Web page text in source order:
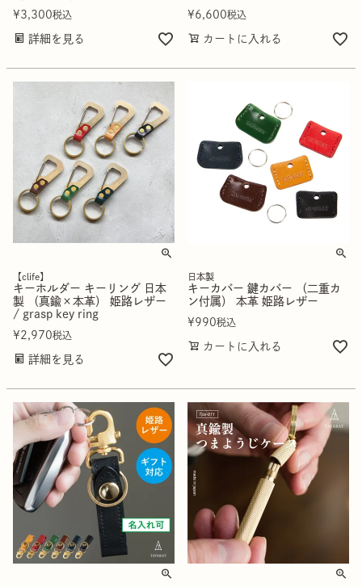
¥3,300税込
詳細を見る
¥6,600税込
カートに入れる
【clife】
キーホルダー キーリング 日本
製 （真鍮×本革） 姫路レザー
/ grasp key ring
¥2,970税込
詳細を見る
日本製
キーカバー 鍵カバー （二重カ
ン付属） 本革 姫路レザー
¥990税込
カートに入れる